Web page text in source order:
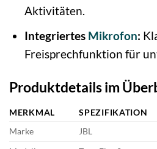
Aktivitäten.
Integriertes Mikrofon:
Freisprechfunktion für
Produktdetails im
MERKMAL
SPEZIFIKATION
Marke
JBL